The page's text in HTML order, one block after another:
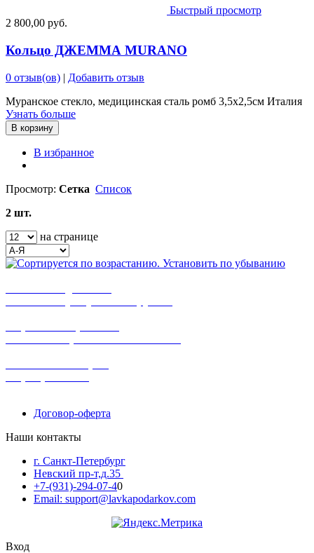
Быстрый просмотр
2 800,00 руб.
Кольцо ДЖЕММА MURANO
0 отзыв(ов) | Добавить отзыв
Муранское стекло, медицинская сталь ромб 3,5х2,5см Италия
Узнать больше
В корзину
В избранное
Просмотр: Сетка Список
2 шт.
на странице
Договор-оферта
Наши контакты
г. Санкт-Петербург
Невский пр-т,д.35
+7-(931)-294-07-40
Email: support@lavkapodarkov.com
Вход